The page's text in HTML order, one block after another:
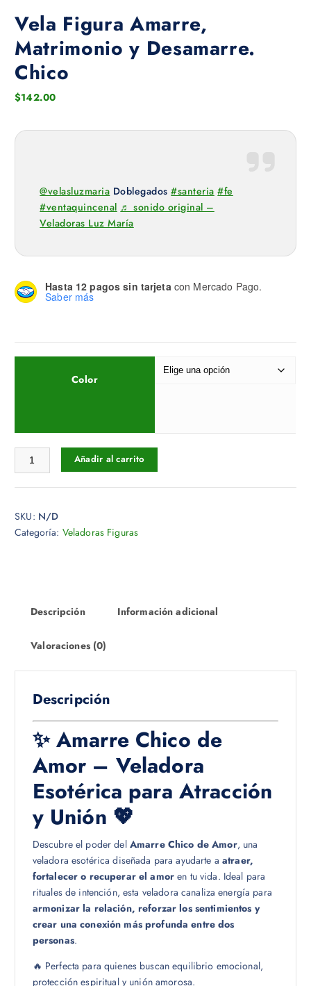
Vela Figura Amarre,
Matrimonio y Desamarre.
Chico
$142.00
@velasluzmaria Doblegados#santeria #fe
#ventaquincenal ♬ sonido original –
Veladoras Luz María
Hasta 12 pagos sin tarjetacon Mercado Pago.
Saber más
Color
Vela Figura Amarre, Matrimonio y Desamarre. Chico cantidad
Añadir al carrito
SKU: N/D
Categoría: Veladoras Figuras
Descripción Información adicional
Valoraciones (0)
Descripción
✨ Amarre Chico de
Amor – Veladora
Esotérica para Atracción
y Unión 💖
Descubre el poder del Amarre Chico de Amor, una
veladora esotérica diseñada para ayudarte a atraer,
fortalecer o recuperar el amoren tu vida. Ideal para
rituales de intención, esta veladora canaliza energía para
armonizar la relación, reforzar los sentimientos y
crear una conexión más profunda entre dos
personas.
🔥 Perfecta para quienes buscan equilibrio emocional,
protección espiritual y unión amorosa.